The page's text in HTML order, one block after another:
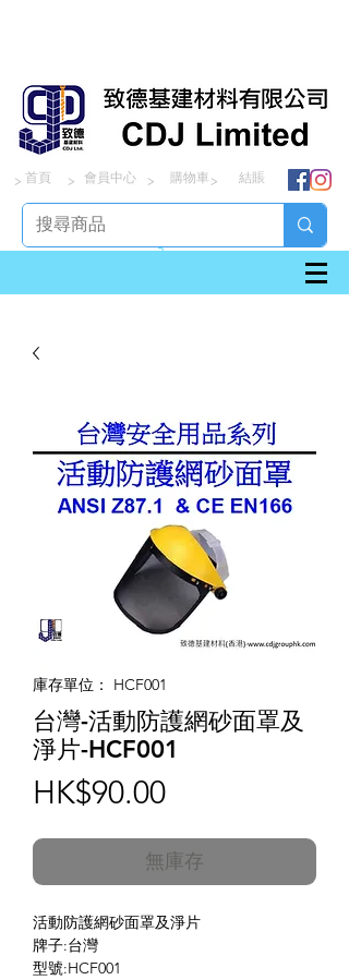
> > > >
首頁 會員中心 購物車 結賬
庫存單位： HCF001
台灣-活動防護網砂面罩及
淨片-HCF001
HK$90.00價
格
無庫存
活動防護網砂面罩及淨片
牌子:台灣
型號:HCF001